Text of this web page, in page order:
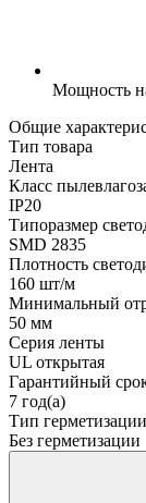
Мощность
Общие
Тип товара
Лента
Класс
IP20
Типоразмер
SMD 2835
Плотность
160 шт/м
Минимальный
50 мм
Серия ленты
UL открытая
Гарантийный
7 год(а)
Тип герметизации
Без герметизации